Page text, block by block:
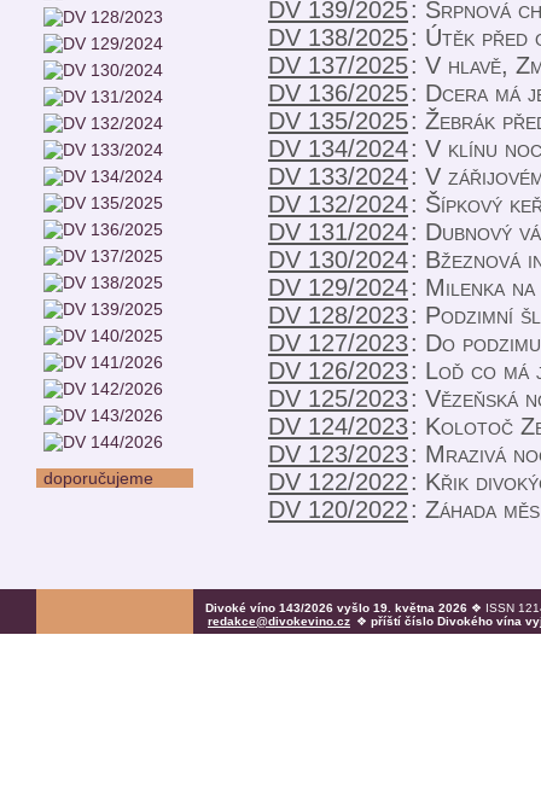
doporučujeme
DV 139/2025: Srpnová
DV 138/2025: Útěk před
DV 137/2025: V hlavě,
DV 136/2025: Dcera má
DV 135/2025: Žebrák
DV 134/2024: V klínu
DV 133/2024: V
DV 132/2024: Šípkový
DV 131/2024: Dubnový
DV 130/2024: Bžeznová
DV 129/2024: Milenka
DV 128/2023: Podzimní
DV 127/2023: Do
DV 126/2023: Loď co má
DV 125/2023: Vězeňská
DV 124/2023: Kolotoč
DV 123/2023: Mrazivá
DV 122/2022: Křik
DV 120/2022: Záhada
Divoké víno 143/2026 vyšlo 19. května 2026 ❖ ISSN
redakce@divokevino.cz ❖ příští číslo Divokého vína